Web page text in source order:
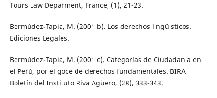
Tours Law Deparment, France, (1), 21-23.
Bermúdez-Tapia, M. (2001 b). Los derechos lingüísticos.
Ediciones Legales.
Bermúdez-Tapia, M. (2001 c). Categorías de Ciudadanía en
el Perú, por el goce de derechos fundamentales. BIRA
Boletín del Instituto Riva Agüero, (28), 333-343.